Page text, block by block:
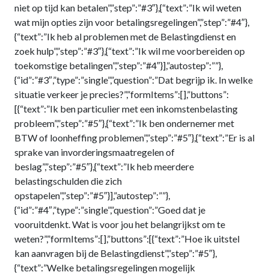
niet op tijd kan betalen”,”step”:”#3″},{“text”:”Ik wil weten
wat mijn opties zijn voor betalingsregelingen”,”step”:”#4″},
{“text”:”Ik heb al problemen met de Belastingdienst en
zoek hulp”,”step”:”#3″},{“text”:”Ik wil me voorbereiden op
toekomstige betalingen”,”step”:”#4″}],”autostep”:””},
{“id”:”#3″,”type”:”single”,”question”:”Dat begrijp ik. In welke
situatie verkeer je precies?”,”formItems”:[],”buttons”:
[{“text”:”Ik ben particulier met een inkomstenbelasting
probleem”,”step”:”#5″},{“text”:”Ik ben ondernemer met
BTW of loonheffing problemen”,”step”:”#5″},{“text”:”Er is al
sprake van invorderingsmaatregelen of
beslag”,”step”:”#5″},{“text”:”Ik heb meerdere
belastingschulden die zich
opstapelen”,”step”:”#5″}],”autostep”:””},
{“id”:”#4″,”type”:”single”,”question”:”Goed dat je
vooruitdenkt. Wat is voor jou het belangrijkst om te
weten?”,”formItems”:[],”buttons”:[{“text”:”Hoe ik uitstel
kan aanvragen bij de Belastingdienst”,”step”:”#5″},
{“text”:”Welke betalingsregelingen mogelijk